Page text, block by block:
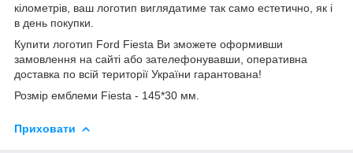
кілометрів, ваш логотип виглядатиме так само естетично, як і
в день покупки.
Купити логотип Ford Fiesta Ви зможете оформивши
замовлення на сайті або зателефонувавши, оперативна
доставка по всій території України гарантована!
Розмір емблеми Fiesta - 145*30 мм.
Приховати